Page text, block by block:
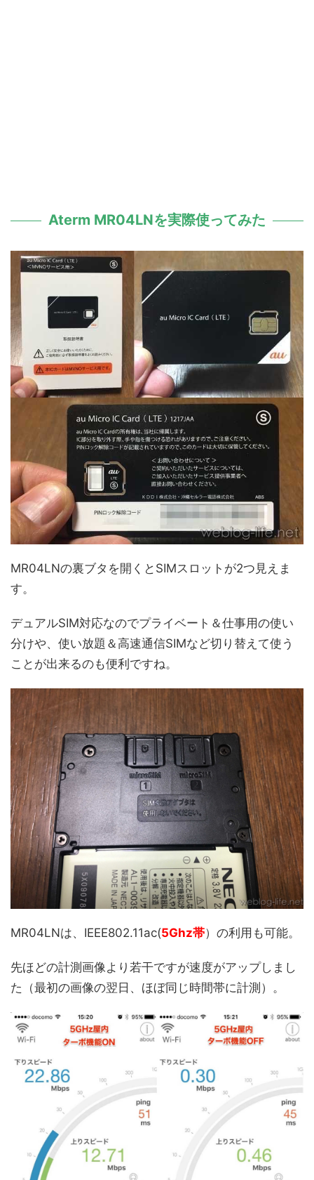
Aterm MR04LNを実際使ってみた
MR04LNの裏ブタを開くとSIMスロットが2つ見えま
す。
デュアルSIM対応なのでプライベート＆仕事用の使い
分けや、使い放題＆高速通信SIMなど切り替えて使う
ことが出来るのも便利ですね。
MR04LNは、IEEE802.11ac(5Ghz帯）の利用も可能。
先ほどの計測画像より若干ですが速度がアップしまし
た（最初の画像の翌日、ほぼ同じ時間帯に計測）。